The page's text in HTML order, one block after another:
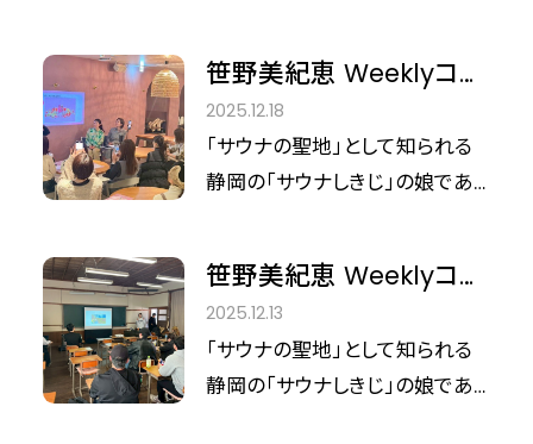
テルリゾート沖縄」の全貌をお伝
えします。
ンフルエンサーが集結
美紀恵さん。単なるブームで終わ
らせず、サウナを「五感で感じる
総合ウェルネス」へと昇華させる
彼女の視点は、常に最新の美と
今回は
笹野美紀恵 Weeklyコラ
ムvol.41 サウナは「整う」
から「育てる」場所へ
2025.12.18
「サウナの聖地」として知られる
静岡の「サウナしきじ」の娘であ
美紀恵さん。単なるブームで終わ
らせず、サウナを「五感で感じる
総合ウェルネス」へと昇華させる
彼女の視点は、常に最新の美と
笹野美紀恵 Weeklyコラ
ムvol.40 薬草の聖地・宇
陀市で挑むサウナとウェ
ルビーイングの未来
2025.12.13
「サウナの聖地」として知られる
静岡の「サウナしきじ」の娘であ